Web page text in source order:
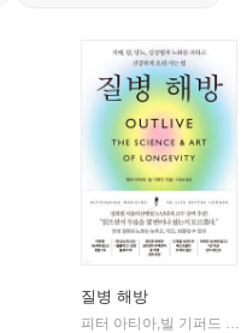
질병 해방
피터 아티아,빌 기퍼드 저/이한음 역